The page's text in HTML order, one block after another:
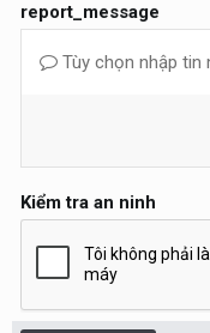
report_message
Tùy chọn nhập tin
Kiểm tra an ninh